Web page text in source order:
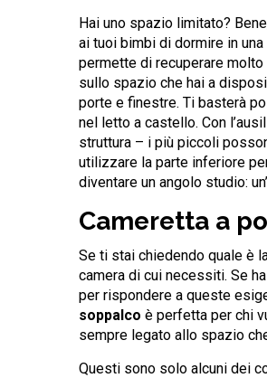
Hai uno spazio limitato?
ai tuoi bimbi di dormire in
permette di recuperare
sullo spazio che hai a
porte e finestre. Ti basterà
nel letto a castello. Con
struttura – i più piccoli
utilizzare la parte inferiore
diventare un angolo studio:
Cameretta a
Se ti stai chiedendo quale è
camera di cui necessiti. Se
per rispondere a queste
soppalco è perfetta per chi
sempre legato allo spazio
Questi sono solo alcuni dei